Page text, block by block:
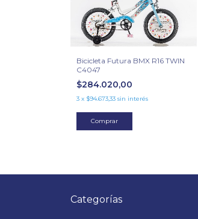
Bicicleta Futura BMX R16 TWIN
C4047
$284.020,00
3 x $94.673,33 sin interés
Comprar
Categorías